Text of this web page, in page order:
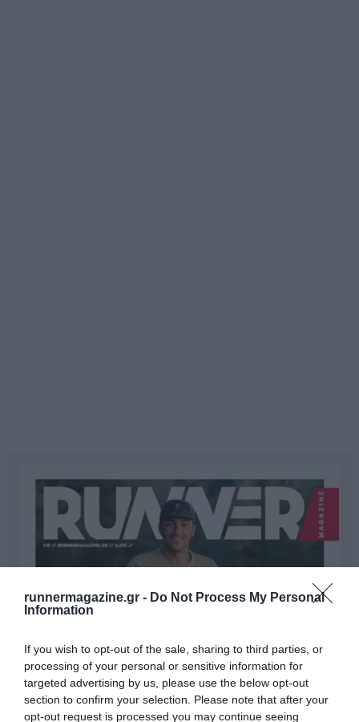
runnermagazine.gr - Do Not Process My Personal
Information
If you wish to opt-out of the sale, sharing to third parties, or
processing of your personal or sensitive information for
targeted advertising by us, please use the below opt-out
section to confirm your selection. Please note that after your
opt-out request is processed you may continue seeing